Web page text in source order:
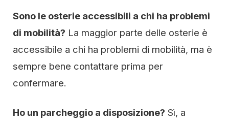
Sono le osterie accessibili a chi ha problemi
di mobilità? La maggior parte delle osterie è
accessibile a chi ha problemi di mobilità, ma è
sempre bene contattare prima per
confermare.
Ho un parcheggio a disposizione? Sì, a